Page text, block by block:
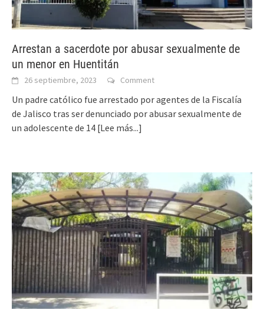
Arrestan a sacerdote por abusar sexualmente de
un menor en Huentitán
26 septiembre, 2023 Comment
Un padre católico fue arrestado por agentes de la Fiscalía
de Jalisco tras ser denunciado por abusar sexualmente de
un adolescente de 14 [Lee más...]